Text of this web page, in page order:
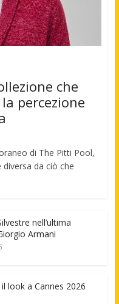
che
percezione
di The Pitti Pool,
da ciò che
nell’ultima
Armani
look a Cannes 2026